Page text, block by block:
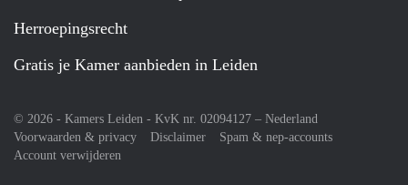
Herroepingsrecht
Gratis je Kamer aanbieden in Leiden
© 2026 - Kamers Leiden - KvK nr. 02094127 – Nederland
Voorwaarden & privacy
Disclaimer
Spam & nep-accounts
Account verwijderen